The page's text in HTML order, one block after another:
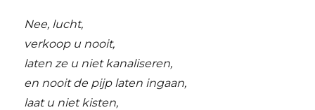
Nee, lucht,
verkoop u nooit,
laten ze u niet kanaliseren,
en nooit de pijp laten ingaan,
laat u niet kisten,